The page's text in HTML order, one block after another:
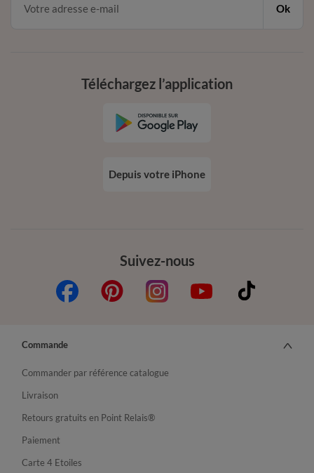
Ok
Suivez-nous
Téléchargez l’application
Depuis votre iPhone
Commande
Commander par référence catalogue
Livraison
Retours gratuits en Point Relais®
Paiement
Carte 4 Etoiles